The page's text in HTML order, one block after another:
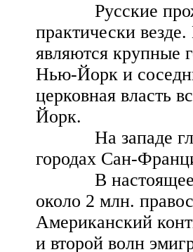
Русские
практически
являются крупные
Нью-Йорк и
церковная власть
Йорк.
На западе
городах Сан-
В настоящее
около 2 млн.
Американский
и второй волн